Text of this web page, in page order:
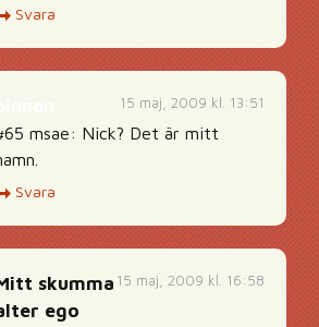
Svara
15 maj, 2009 kl. 13:51
msae: Nick? Det är mitt
Svara
15 maj, 2009 kl. 16:58
skumma
ego